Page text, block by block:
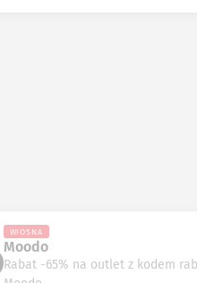
WIOSNA
Moodo
Rabat -65% na outlet z kodem